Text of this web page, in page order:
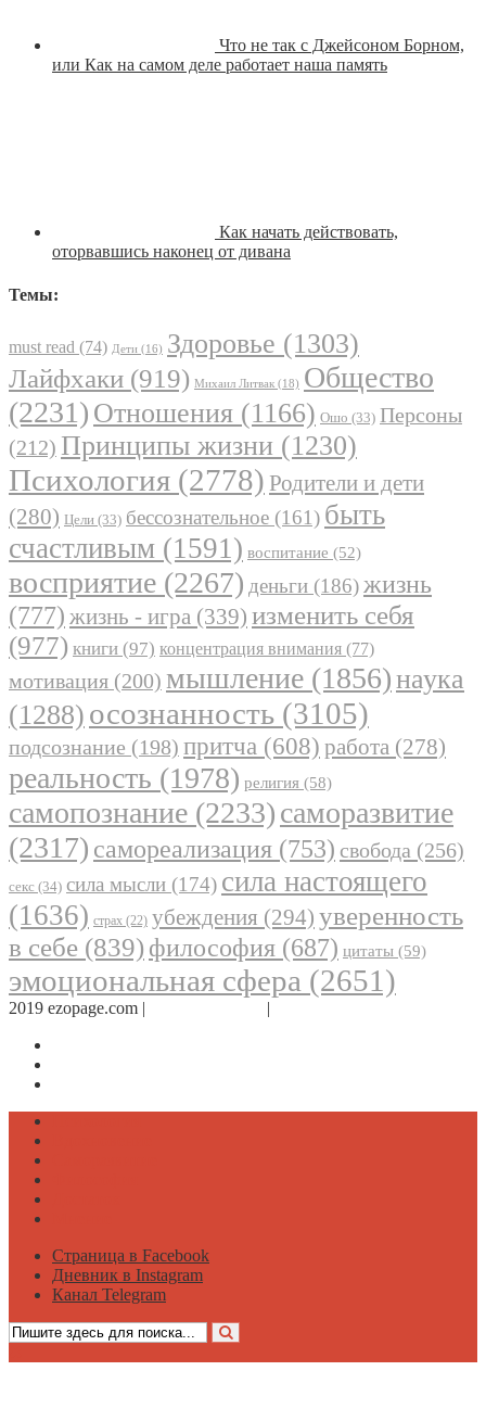
Что не так с Джейсоном Борном,
или Как на самом деле работает наша память
Как начать действовать,
оторвавшись наконец от дивана
Темы:
must read (74) Дети (16) Здоровье (1303)
Лайфхаки (919) Михаил Литвак (18) Общество
(2231) Отношения (1166) Ошо (33) Персоны
(212) Принципы жизни (1230)
Психология (2778) Родители и дети
(280) Цели (33) бессознательное (161) быть
счастливым (1591) воспитание (52)
восприятие (2267) деньги (186)жизнь
(777) жизнь - игра (339) изменить себя
(977) книги (97) концентрация внимания (77)
мотивация (200) мышление (1856)наука
(1288) осознанность (3105)
подсознание (198) притча (608) работа (278)
реальность (1978) религия (58)
самопознание (2233)саморазвитие
(2317) самореализация (753) свобода (256)
секс (34) сила мысли (174) сила настоящего
(1636) страх (22) убеждения (294) уверенность
в себе (839) философия (687) цитаты (59)
эмоциональная сфера (2651)
2019 ezopage.com | |
Страница в Facebook
Дневник в Instagram
Канал Telegram